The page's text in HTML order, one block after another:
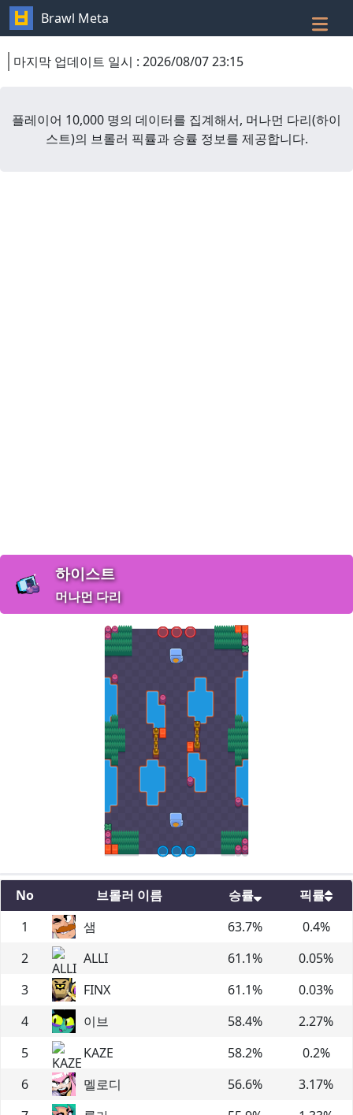
Brawl Meta
마지막 업데이트 일시 : 2026/08/07 23:15
플레이어 10,000 명의 데이터를 집계해서, 머나먼 다리(하이
스트)의 브롤러 픽률과 승률 정보를 제공합니다.
하이스트
머나먼 다리
No 브롤러 이름 승률
픽률
1
샘 63.7% 0.4%
2
ALLI 61.1% 0.05%
3
FINX 61.1% 0.03%
4
이브 58.4% 2.27%
5
KAZE 58.2% 0.2%
6
멜로디 56.6% 3.17%